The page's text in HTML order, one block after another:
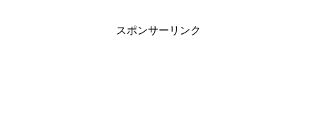
スポンサーリンク